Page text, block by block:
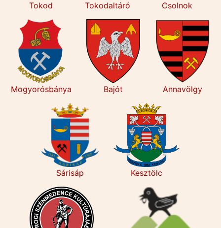
Tokod Tokodaltáró Csolnok
Mogyorósbánya Bajót Annavölgy
Sárisáp Kesztölc